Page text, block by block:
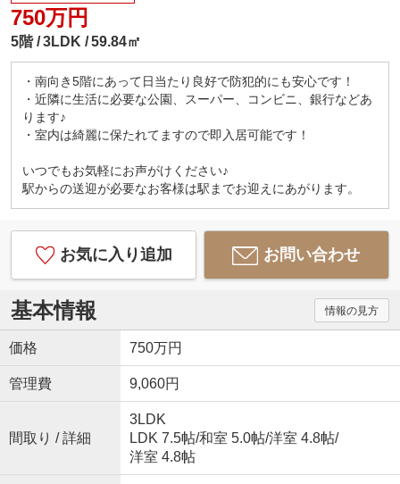
750万円
5階 3LDK 59.84㎡
・南向き5階にあって日当たり良好で防犯的にも安心です！
・近隣に生活に必要な公園、スーパー、コンビニ、銀行などあ
ります♪
・室内は綺麗に保たれてますので即入居可能です！
いつでもお気軽にお声がけください♪
駅からの送迎が必要なお客様は駅までお迎えにあがります。
お気に入り追加 お問い合わせ
基本情報 情報の見方
価格 750万円
管理費 9,060円
間取り / 詳細
3LDK
LDK 7.5帖/和室 5.0帖/洋室 4.8帖/
洋室 4.8帖